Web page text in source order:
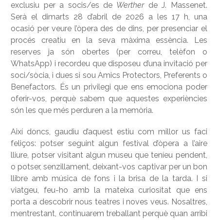
exclusiu per a socis/es de Wertherde J. Massenet.
Serà el dimarts 28 d’abril de 2026 a les 17 h, una
ocasió per veure l’òpera des de dins, per presenciar el
procés creatiu en la seva màxima essència. Les
reserves ja són obertes (per correu, telèfon o
WhatsApp) i recordeu que disposeu d’una invitació per
soci/sòcia, i dues si sou Amics Protectors, Preferents o
Benefactors. És un privilegi que ens emociona poder
oferir-vos, perquè sabem que aquestes experiències
són les que més perduren a la memòria.
Així doncs, gaudiu d’aquest estiu com millor us faci
feliços: potser seguint algun festival d’òpera a l’aire
lliure, potser visitant algun museu que teníeu pendent,
o potser, senzillament, deixant-vos captivar per un bon
llibre amb música de fons i la brisa de la tarda. I si
viatgeu, feu-ho amb la mateixa curiositat que ens
porta a descobrir nous teatres i noves veus. Nosaltres,
mentrestant, continuarem treballant perquè quan arribi